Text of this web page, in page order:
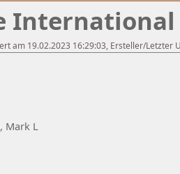
International
am 19.02.2023 16:29:03, Ersteller/Letzter
Mark L